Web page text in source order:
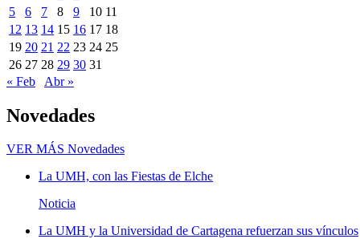
5
6 7 8 9 10 11
12 13 14 15 16 17 18
19 20 21 22 23 24 25
26 27 28 29 30 31
« Feb
Abr »
Novedades
VER MÁS Novedades
La UMH, con las Fiestas de Elche
Noticia
La UMH y la Universidad de Cartagena refuerzan sus vínculos